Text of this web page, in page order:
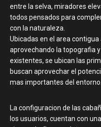
entre la selva, miradores
todos pensados para
con la naturaleza.
Ubicadas en el area
aprovechando la topografia
existentes, se ubican las
buscan aprovechar el
mas importantes del entorno.
La configuracion de las
los usuarios, cuentan con